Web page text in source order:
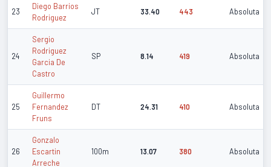
23
Diego Barrios
Rodriguez
JT 33.40 443 Absoluta
24
Sergio
Rodriguez
Garcia De
Castro
SP 8.14 419 Absoluta
25
Guillermo
Fernandez
Fruns
DT 24.31 410 Absoluta
26
Gonzalo
Escartin
Arreche
100m 13.07 380 Absoluta